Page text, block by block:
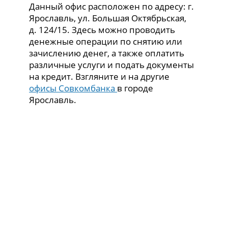
Данный офис расположен по адресу: г.
Ярославль, ул. Большая Октябрьская,
д. 124/15. Здесь можно проводить
денежные операции по снятию или
зачислению денег, а также оплатить
различные услуги и подать документы
на кредит. Взгляните и на другие
офисы Совкомбанка в городе
Ярославль.